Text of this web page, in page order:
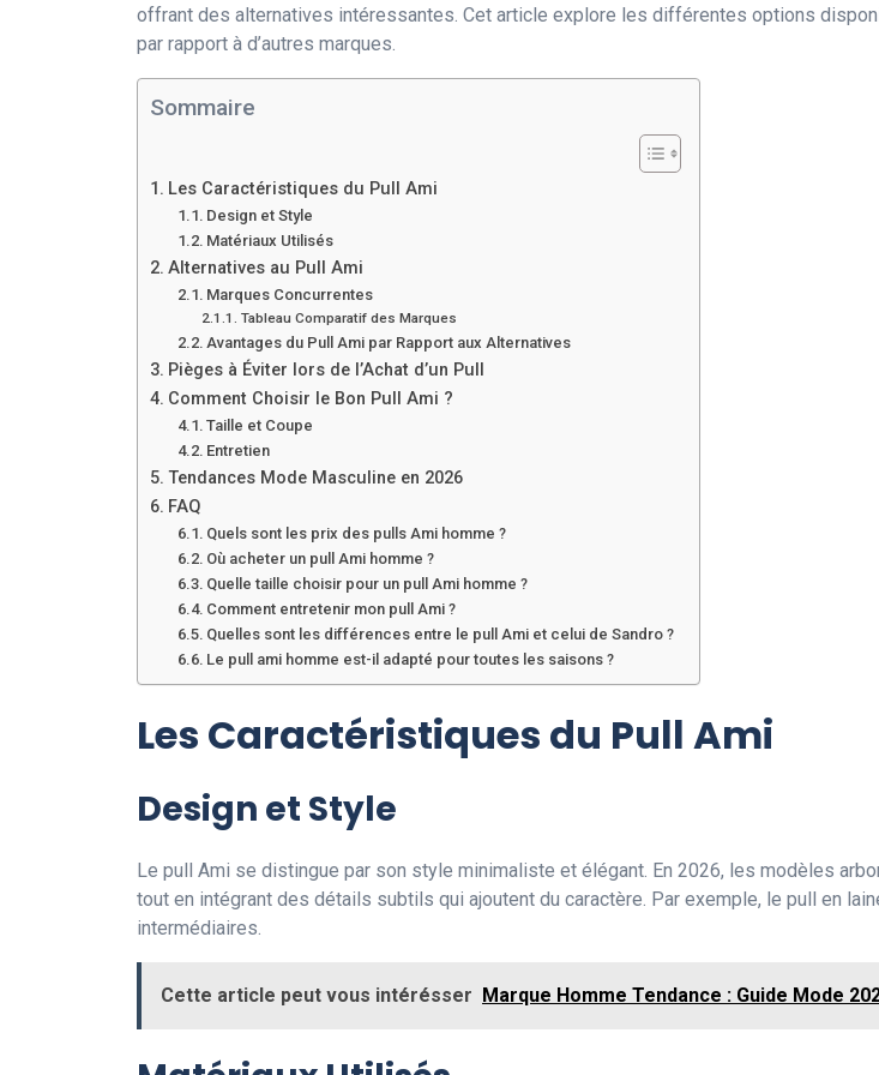
offrant des alternatives intéressantes. Cet article explore les différentes options
par rapport à d’autres marques.
Sommaire
Les Caractéristiques du Pull Ami
Design et Style
Matériaux Utilisés
Alternatives au Pull Ami
Marques Concurrentes
Tableau Comparatif des Marques
Avantages du Pull Ami par Rapport aux Alternatives
Pièges à Éviter lors de l’Achat d’un Pull
Comment Choisir le Bon Pull Ami ?
Taille et Coupe
Entretien
Tendances Mode Masculine en 2026
FAQ
Quels sont les prix des pulls Ami homme ?
Où acheter un pull Ami homme ?
Quelle taille choisir pour un pull Ami homme ?
Comment entretenir mon pull Ami ?
Quelles sont les différences entre le pull Ami et celui de Sandro ?
Le pull ami homme est-il adapté pour toutes les saisons ?
Les Caractéristiques du Pull Ami
Design et Style
Le pull Ami se distingue par son style minimaliste et élégant. En 2026, les modèles
tout en intégrant des détails subtils qui ajoutent du caractère. Par exemple, le pull en
intermédiaires.
Cette article peut vous intérésser Marque Homme Tendance : Guide Mode